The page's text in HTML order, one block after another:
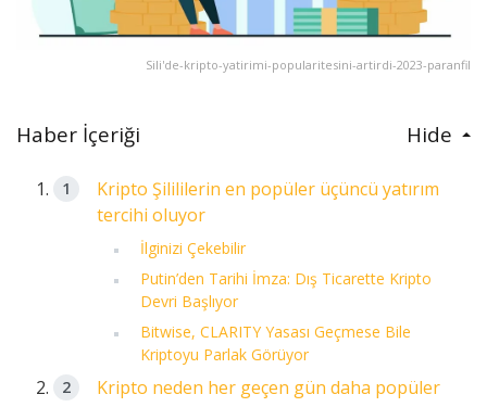
Sili'de-kripto-yatirimi-popularitesini-artirdi-2023-paranfil
Haber İçeriği Hide
Kripto Şilililerin en popüler üçüncü yatırım
tercihi oluyor
İlginizi Çekebilir
Putin’den Tarihi İmza: Dış Ticarette Kripto
Devri Başlıyor
Bitwise, CLARITY Yasası Geçmese Bile
Kriptoyu Parlak Görüyor
Kripto neden her geçen gün daha popüler